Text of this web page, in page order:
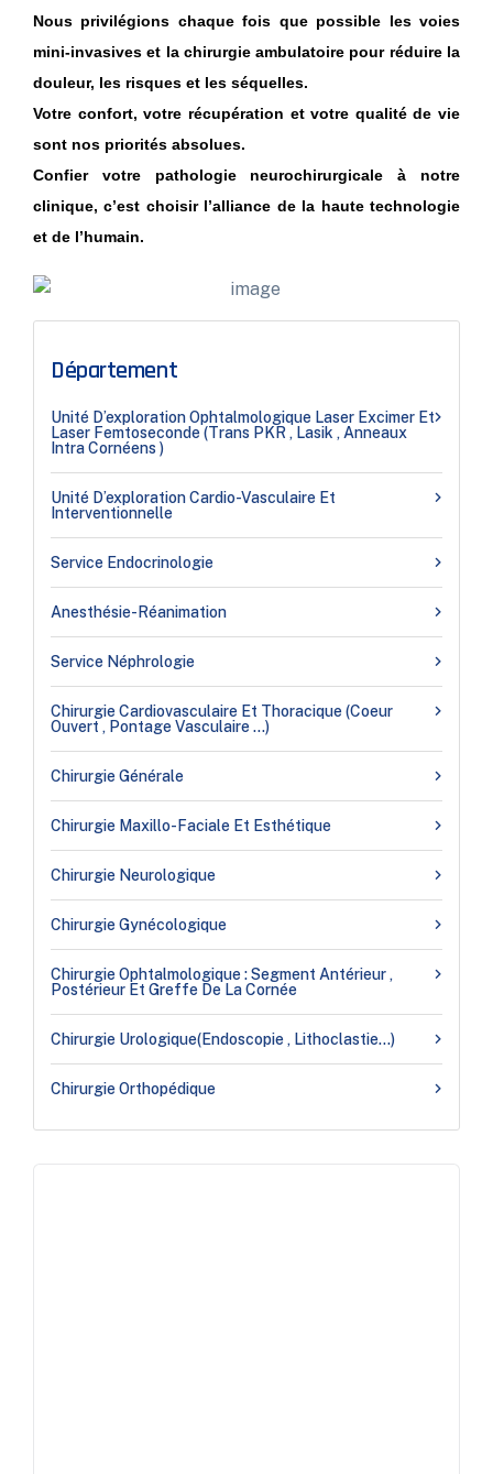
Département
Unité D’exploration Ophtalmologique Laser Excimer Et
Laser Femtoseconde (Trans PKR , Lasik , Anneaux
Intra Cornéens )
Unité D’exploration Cardio-Vasculaire Et
Interventionnelle
Service Endocrinologie
Anesthésie-Réanimation
Service Néphrologie
Chirurgie Cardiovasculaire Et Thoracique (coeur
Ouvert , Pontage Vasculaire …)
Chirurgie Générale
Chirurgie Maxillo-Faciale Et Esthétique
Chirurgie Neurologique
Chirurgie Gynécologique
Chirurgie Ophtalmologique : Segment Antérieur ,
Postérieur Et Greffe De La Cornée
Chirurgie Urologique(endoscopie , Lithoclastie…)
Chirurgie Orthopédique
Nous privilégions chaque fois que possible les voies
mini-invasives et la chirurgie ambulatoire pour réduire la
douleur, les risques et les séquelles.
Votre confort, votre récupération et votre qualité de vie
sont nos priorités absolues.
Confier votre pathologie neurochirurgicale à notre
clinique, c’est choisir l’alliance de la haute technologie
et de l’humain.